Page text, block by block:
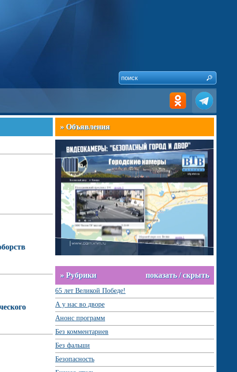
» Объявления
» Рубрики показать / скрыть
65 лет Великой Победе!
А у нас во дворе
Анонс программ
Без комментариев
Без фальши
Безопасность